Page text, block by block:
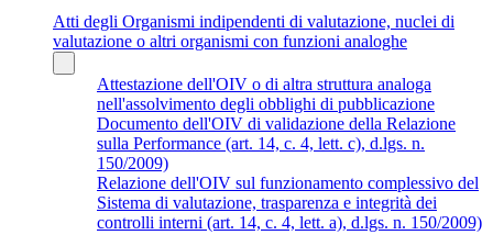
Atti degli Organismi indipendenti di valutazione, nuclei di
valutazione o altri organismi con funzioni analoghe
Attestazione dell'OIV o di altra struttura analoga
nell'assolvimento degli obblighi di pubblicazione
Documento dell'OIV di validazione della Relazione
sulla Performance (art. 14, c. 4, lett. c), d.lgs. n.
150/2009)
Relazione dell'OIV sul funzionamento complessivo del
Sistema di valutazione, trasparenza e integrità dei
controlli interni (art. 14, c. 4, lett. a), d.lgs. n. 150/2009)